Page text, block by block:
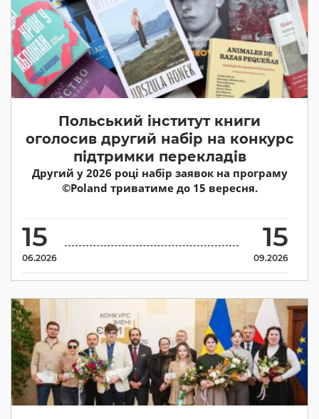
Польський інститут книги
оголосив другий набір на конкурс
підтримки перекладів
Другий у 2026 році набір заявок на програму
©Poland триватиме до 15 вересня.
15
06.2026
15
09.2026